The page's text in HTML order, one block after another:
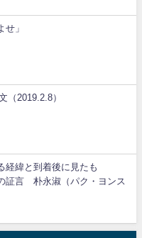
せ」
（2019.2.8）
緯と到着後に見たも
朴永淑（パク・ヨンス